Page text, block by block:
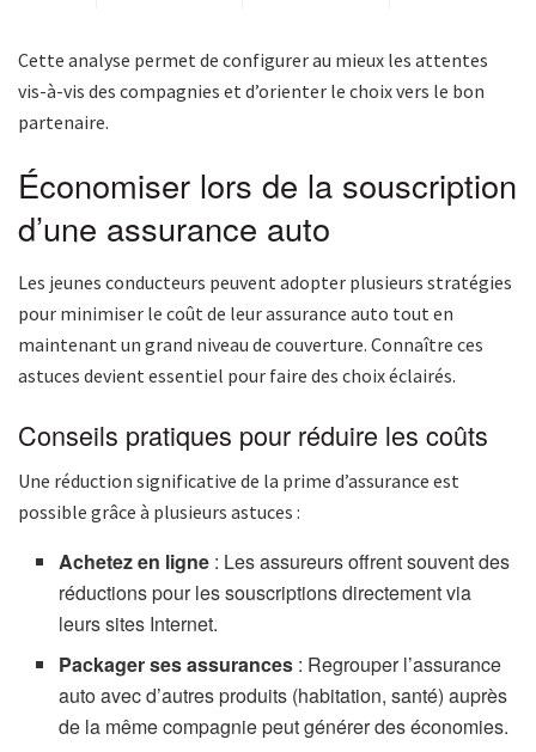
Cette analyse permet de configurer au mieux les attentes
vis-à-vis des compagnies et d’orienter le choix vers le bon
partenaire.
Économiser lors de la souscription
d’une assurance auto
Les jeunes conducteurs peuvent adopter plusieurs stratégies
pour minimiser le coût de leur assurance auto tout en
maintenant un grand niveau de couverture. Connaître ces
astuces devient essentiel pour faire des choix éclairés.
Conseils pratiques pour réduire les coûts
Une réduction significative de la prime d’assurance est
possible grâce à plusieurs astuces :
Achetez en ligne : Les assureurs offrent souvent des
réductions pour les souscriptions directement via
leurs sites Internet.
Packager ses assurances : Regrouper l’assurance
auto avec d’autres produits (habitation, santé) auprès
de la même compagnie peut générer des économies.